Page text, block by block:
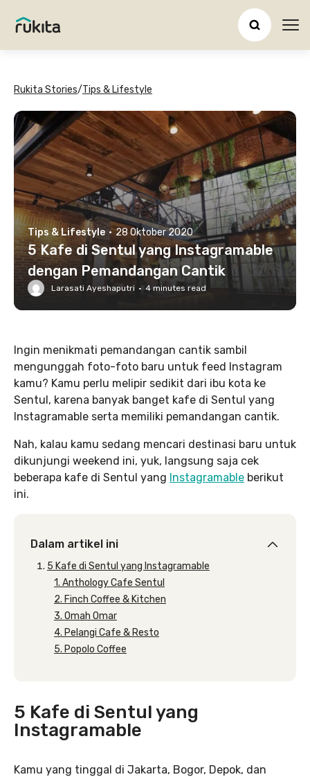
Rukita Stories/Tips & Lifestyle
Tips & Lifestyle · 28 Oktober 2020
5 Kafe di Sentul yang Instagramable
dengan Pemandangan Cantik
Larasati Ayeshaputri · 4 minutes read
Ingin menikmati pemandangan cantik sambil
mengunggah foto-foto baru untuk feed Instagram
kamu? Kamu perlu melipir sedikit dari ibu kota ke
Sentul, karena banyak banget kafe di Sentul yang
Instagramable serta memiliki pemandangan cantik.
Nah, kalau kamu sedang mencari destinasi baru untuk
dikunjungi weekend ini, yuk, langsung saja cek
beberapa kafe di Sentul yang Instagramable berikut
ini.
Dalam artikel ini
5 Kafe di Sentul yang Instagramable
1. Anthology Cafe Sentul
2. Finch Coffee & Kitchen
3. Omah Omar
4. Pelangi Cafe & Resto
5. Popolo Coffee
5 Kafe di Sentul yang
Instagramable
Kamu yang tinggal di Jakarta, Bogor, Depok, dan